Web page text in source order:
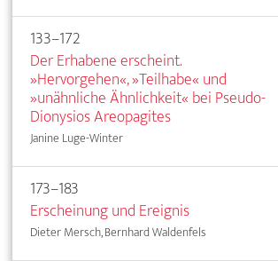
133–172
Der Erhabene erscheint.
»Hervorgehen«, »Teilhabe« und
»unähnliche Ähnlichkeit« bei Pseudo-
Dionysios Areopagites
Janine Luge-Winter
173–183
Erscheinung und Ereignis
Dieter Mersch, Bernhard Waldenfels